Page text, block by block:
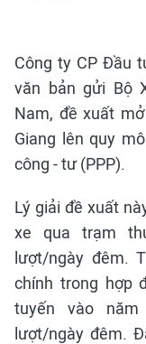
Công ty CP Đầu
văn bản gửi Bộ
Nam, đề xuất
Giang lên quy
công - tư (PPP).
Lý giải đề xuất
xe qua trạm
lượt/ngày đêm.
chính trong hợp
tuyến vào
lượt/ngày đêm.